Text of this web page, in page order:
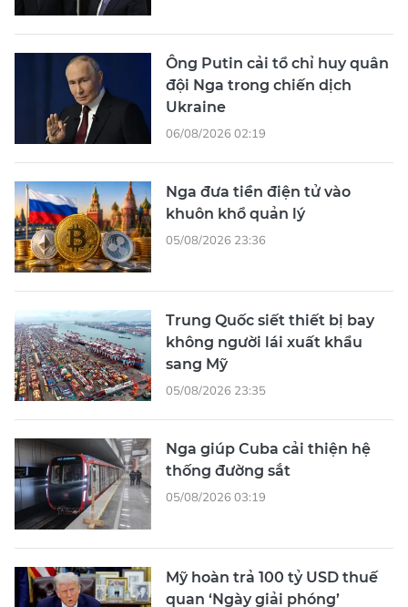
Ông Putin cải tổ chỉ huy quân
đội Nga trong chiến dịch
Ukraine
06/08/2026 02:19
Nga đưa tiền điện tử vào
khuôn khổ quản lý
05/08/2026 23:36
Trung Quốc siết thiết bị bay
không người lái xuất khẩu
sang Mỹ
05/08/2026 23:35
Nga giúp Cuba cải thiện hệ
thống đường sắt
05/08/2026 03:19
Mỹ hoàn trả 100 tỷ USD thuế
quan ‘Ngày giải phóng’